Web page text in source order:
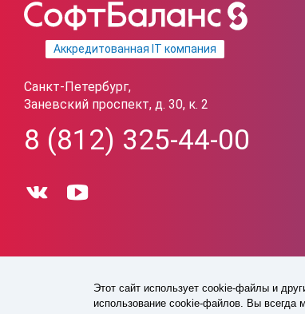
Аккредитованная IT компания
Санкт-Петербург,
Заневский проспект, д. 30, к. 2
8 (812) 325-44-00
© Все права защищены
Этот сайт использует cookie-файлы и
использование cookie-файлов. Вы всегда